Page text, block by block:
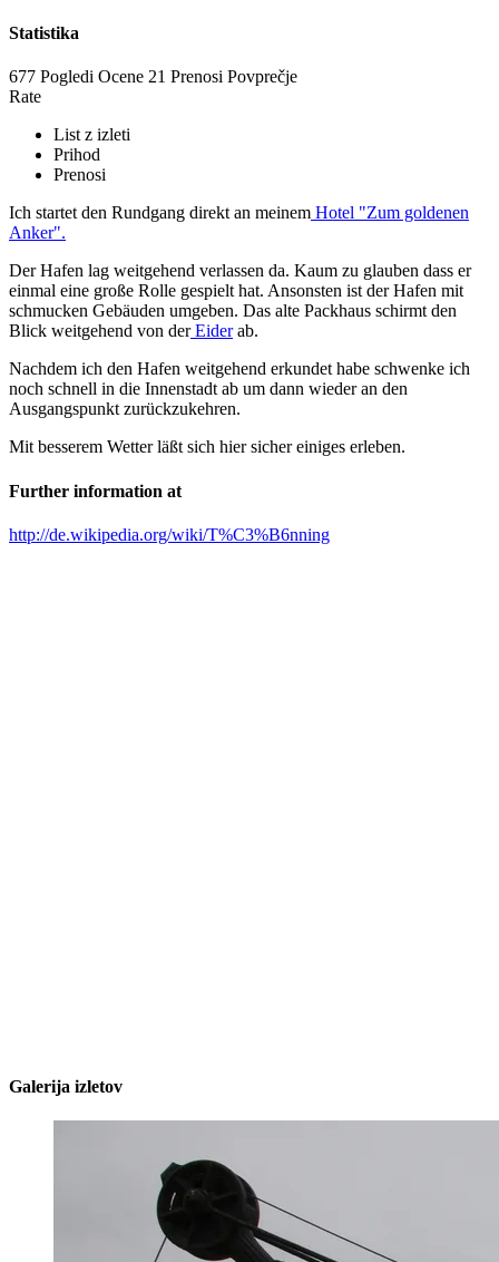
Statistika
677 Pogledi Ocene 21 Prenosi Povprečje
Rate
List z izleti
Prihod
Prenosi
Ich startet den Rundgang direkt an meinem Hotel "Zum goldenen
Anker".
Der Hafen lag weitgehend verlassen da. Kaum zu glauben dass er
einmal eine große Rolle gespielt hat. Ansonsten ist der Hafen mit
schmucken Gebäuden umgeben. Das alte Packhaus schirmt den
Blick weitgehend von derEiderab.
Nachdem ich den Hafen weitgehend erkundet habe schwenke ich
noch schnell in die Innenstadt ab um dann wieder an den
Ausgangspunkt zurückzukehren.
Mit besserem Wetter läßt sich hier sicher einiges erleben.
Further information at
http://de.wikipedia.org/wiki/T%C3%B6nning
Galerija izletov